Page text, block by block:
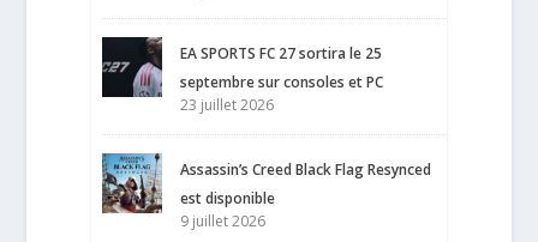
EA SPORTS FC 27 sortira le 25
septembre sur consoles et PC
23 juillet 2026
Assassin’s Creed Black Flag Resynced
est disponible
9 juillet 2026